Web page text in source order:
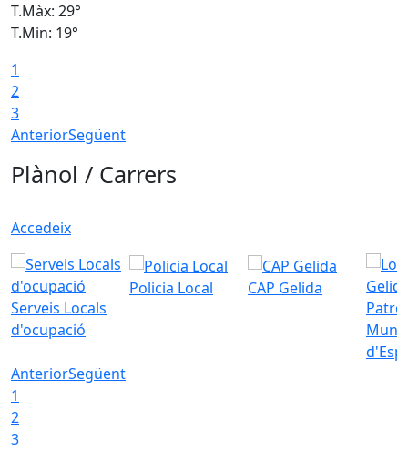
T.Màx: 29°
T.Min: 19°
1
2
3
AnteriorSegüent
Plànol / Carrers
Accedeix
Serveis Locals
d'ocupació
Policia Local
CAP Gelida
AnteriorSegüent
1
2
3